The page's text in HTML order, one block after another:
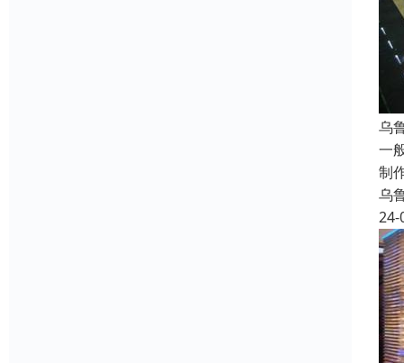
乌
一
制
乌
24-